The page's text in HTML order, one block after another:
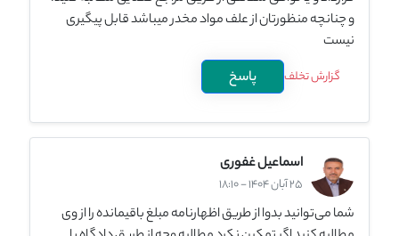
و چنانچه منظورتان از علف مواد مخدر میباشد قابل پیگیری
نیست
گزارش تخلف پاسخ
اسماعیل غفوری
25 آبان 1404 - 18:10
شما می‌توانید بدوا از طریق اظهارنامه مبلغ باقیمانده را از وی